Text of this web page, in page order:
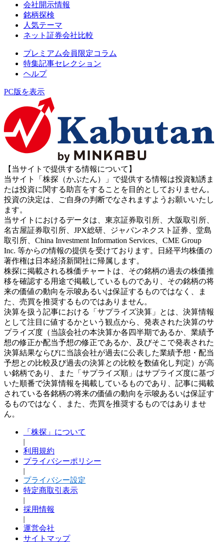
会社開示情報
銘柄探検
人気テーマ
ネット証券会社比較
プレミアム会員限定コラム
特集記事セレクション
ヘルプ
PC版を表示
【当サイトで提供する情報について】
当サイト「株探（かぶたん）」で提供する情報は投資勧誘ま
たは投資に関する助言をすることを目的としておりません。
投資の決定は、ご自身の判断でなされますようお願いいたし
ます。
当サイトにおけるデータは、東京証券取引所、大阪取引所、
名古屋証券取引所、JPX総研、ジャパンネクスト証券、堂島
取引所、China Investment Information Services、CME Group
Inc. 等からの情報の提供を受けております。日経平均株価の
著作権は日本経済新聞社に帰属します。
株探に掲載される株価チャートは、その銘柄の過去の株価推
移を確認する用途で掲載しているものであり、その銘柄の将
来の価値の動向を示唆あるいは保証するものではなく、ま
た、売買を推奨するものではありません。
決算を扱う記事における「サプライズ決算」とは、決算情報
として注目に値するかという観点から、発表された決算のサ
プライズ度（当該会社の本決算か各四半期であるか、業績予
想の修正か配当予想の修正であるか、及びそこで発表された
決算結果ならびに当該会社が過去に公表した業績予想・配当
予想との比較及び過去の決算との比較を数値化し判定）が高
い銘柄であり、また「サプライズ順」はサプライズ度に基づ
いた順番で決算情報を掲載しているものであり、記事に掲載
されている各銘柄の将来の価値の動向を示唆あるいは保証す
るものではなく、また、売買を推奨するものではありませ
ん。
「株探」について
|
利用規約
プライバシーポリシー
|
プライバシー設定
特定商取引表示
|
採用情報
|
運営会社
サイトマップ